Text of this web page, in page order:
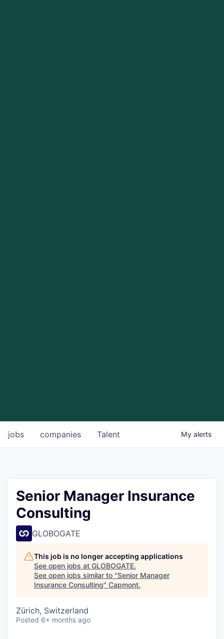
jobs companies Talent My alerts
Senior Manager Insurance
Consulting
GLOBOGATE
This job is no longer accepting applications
See open jobs at GLOBOGATE.
See open jobs similar to "Senior Manager
Insurance Consulting" Capmont.
Zürich, Switzerland
Posted 6+ months ago